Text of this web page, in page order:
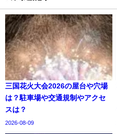
三国花火大会2026の屋台や穴場
は？駐車場や交通規制やアクセ
スは？
2026-08-09